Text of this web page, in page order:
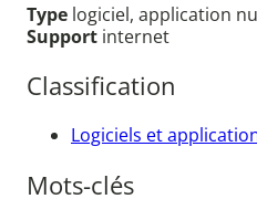
Type logiciel, application
Support internet
Classification
Logiciels et
Mots-clés